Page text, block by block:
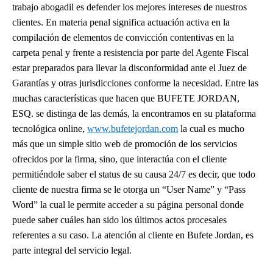
trabajo abogadil es defender los mejores intereses de nuestros
clientes. En materia penal significa actuación activa en la
compilación de elementos de convicción contentivas en la
carpeta penal y frente a resistencia por parte del Agente Fiscal
estar preparados para llevar la disconformidad ante el Juez de
Garantías y otras jurisdicciones conforme la necesidad. Entre las
muchas características que hacen que BUFETE JORDAN,
ESQ. se distinga de las demás, la encontramos en su plataforma
tecnológica online, www.bufetejordan.com la cual es mucho
más que un simple sitio web de promoción de los servicios
ofrecidos por la firma, sino, que interactúa con el cliente
permitiéndole saber el status de su causa 24/7 es decir, que todo
cliente de nuestra firma se le otorga un “User Name” y “Pass
Word” la cual le permite acceder a su página personal donde
puede saber cuáles han sido los últimos actos procesales
referentes a su caso. La atención al cliente en Bufete Jordan, es
parte integral del servicio legal.